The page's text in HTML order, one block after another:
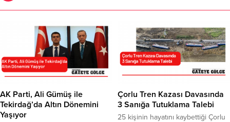
AK Parti, Ali Gümüş ile
Tekirdağ’da Altın Dönemini
Yaşıyor
Çorlu Tren Kazası Davasında
3 Sanığa Tutuklama Talebi
25 kişinin hayatını kaybettiği Çorlu